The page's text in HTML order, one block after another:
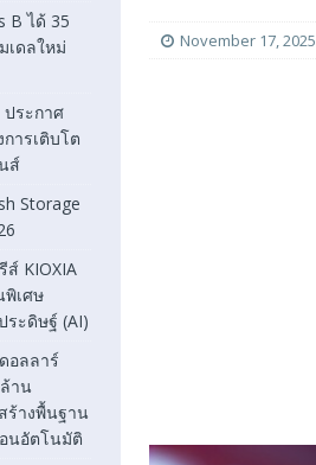
November 17, 2025
B ได้ 35
เดลใหม่
ประกาศ
ารเติบโต
ส์
Storage
ส์ KIOXIA
พิเศษ
ะดิษฐ์ (AI)
อลลาร์
าน
ร้างพื้นฐาน
นอัตโนมัติ